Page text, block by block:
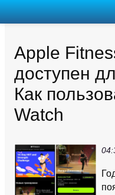
Apple
доступен
Как
Watch